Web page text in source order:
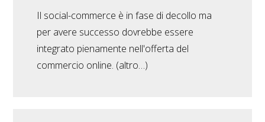
Il social-commerce è in fase di decollo ma
per avere successo dovrebbe essere
integrato pienamente nell'offerta del
commercio online. (altro…)